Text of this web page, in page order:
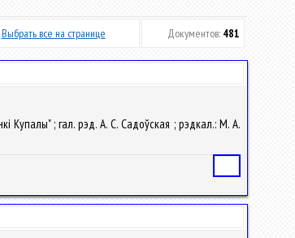
Выбрать все на странице Документов: 481
Купалы" ; гал. рэд. А. С. Садоўская ; рэдкал.: М. А.